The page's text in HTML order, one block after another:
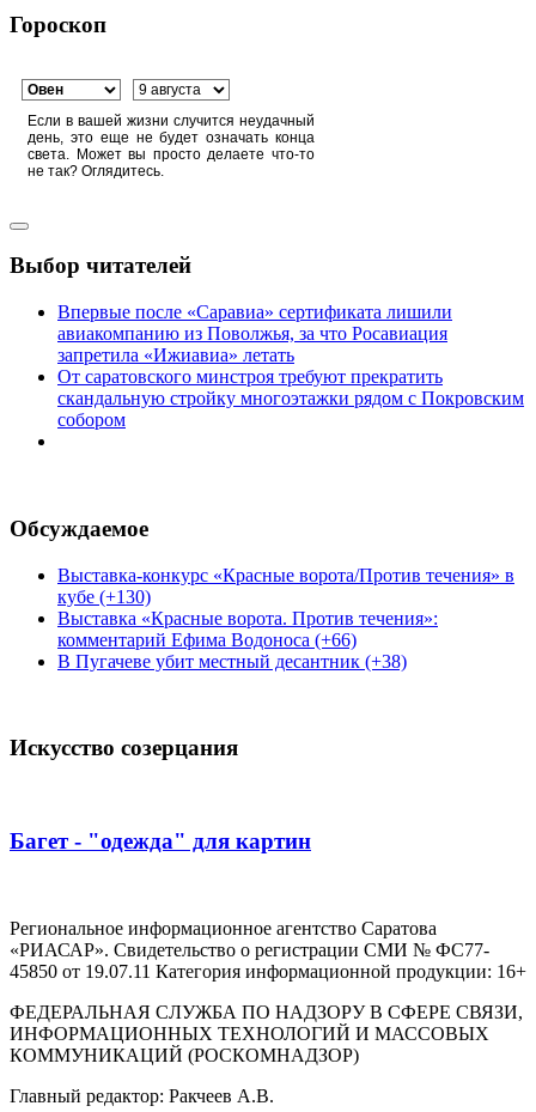
Гороскоп
Если в вашей жизни случится неудачный
день, это еще не будет означать конца
света. Может вы просто делаете что-то
не так? Оглядитесь.
Выбор читателей
Впервые после «Саравиа» сертификата лишили
авиакомпанию из Поволжья, за что Росавиация
запретила «Ижиавиа» летать
От саратовского минстроя требуют прекратить
скандальную стройку многоэтажки рядом с Покровским
собором
Обсуждаемое
Выставка-конкурс «Красные ворота/Против течения» в
кубе (+130)
Выставка «Красные ворота. Против течения»:
комментарий Ефима Водоноса (+66)
В Пугачеве убит местный десантник (+38)
Искусство созерцания
Багет - "одежда" для картин
Региональное информационное агентство Саратова
«РИАСАР». Свидетельство о регистрации СМИ № ФС77-
45850 от 19.07.11 Категория информационной продукции: 16+
ФЕДЕРАЛЬНАЯ СЛУЖБА ПО НАДЗОРУ В СФЕРЕ СВЯЗИ,
ИНФОРМАЦИОННЫХ ТЕХНОЛОГИЙ И МАССОВЫХ
КОММУНИКАЦИЙ (РОСКОМНАДЗОР)
Главный редактор: Ракчеев А.В.